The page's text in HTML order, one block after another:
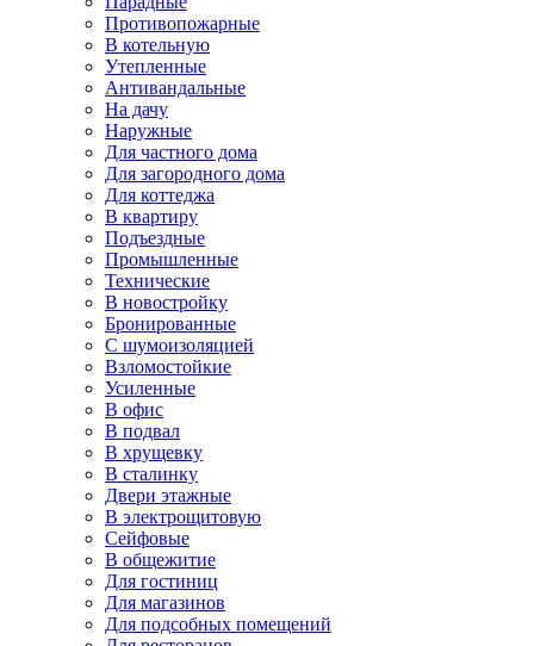
Противопожарные
В котельную
Утепленные
Антивандальные
На дачу
Наружные
Для частного дома
Для загородного дома
Для коттеджа
В квартиру
Подъездные
Промышленные
Технические
В новостройку
Бронированные
С шумоизоляцией
Взломостойкие
Усиленные
В офис
В подвал
В хрущевку
В сталинку
Двери этажные
В электрощитовую
Сейфовые
В общежитие
Для гостиниц
Для магазинов
Для подсобных помещений